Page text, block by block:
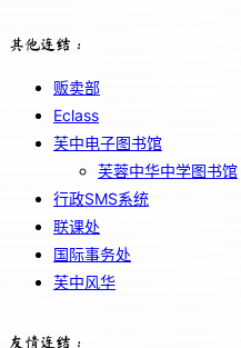
其他连结：
贩卖部
Eclass
芙中电子图书馆
芙蓉中华中学图书馆
行政SMS系统
联课处
国际事务处
芙中风华
友情连结：